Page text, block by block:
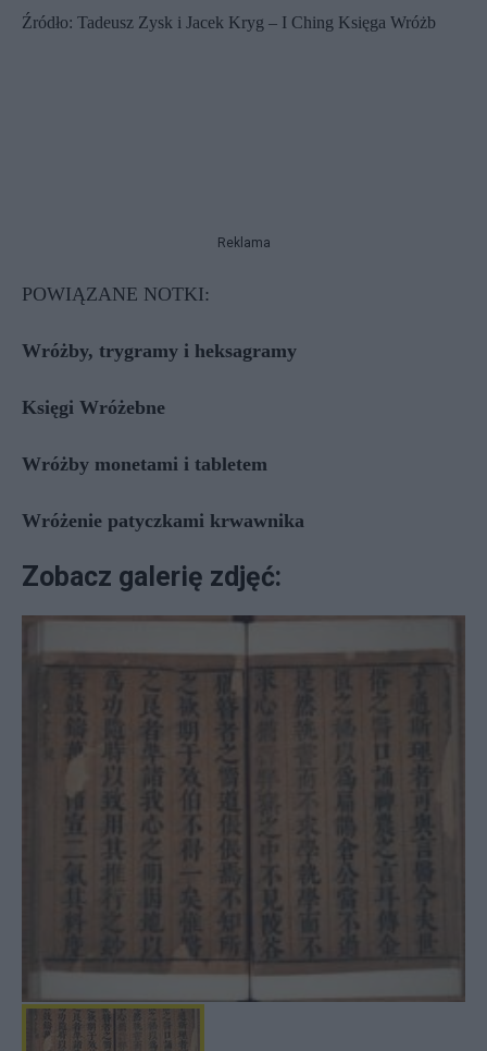
Źródło: Tadeusz Zysk i Jacek Kryg – I Ching Księga Wróżb
Reklama
POWIĄZANE NOTKI:
Wróżby, trygramy i heksagramy
Księgi Wróżebne
Wróżby monetami i tabletem
Wróżenie patyczkami krwawnika
Zobacz galerię zdjęć: